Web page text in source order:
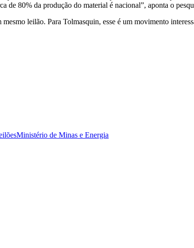
de 80% da produção do material é nacional”, aponta o
leilão. Para Tolmasquin, esse é um movimento
Ministério de Minas e Energia